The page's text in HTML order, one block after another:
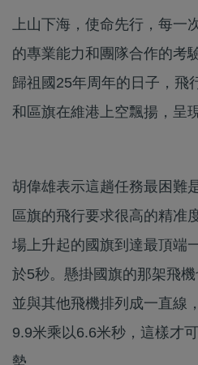
上山下海，使命先行，每一
的專業能力和團隊合作的考
歸祖國25年周年的日子，飛
和區旗在維港上空飄揚，呈
胡偉雄表示這趟任務最困難
區旗的飛行要求很高的精准
場上升起的國旗到達最頂端
於5秒。懸掛國旗的那架飛機
並與其他飛機排列成一直線
9.9米乘以6.6米秒，這樣才
勢。